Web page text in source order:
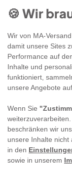
🍪 Wir
Wir von MA-
damit unsere Sites
Performance auf
Inhalte und
funktioniert,
unsere Angebote
Wenn Sie
beschränken wir
unsere Inhalte nicht
in den
sowie in unserem